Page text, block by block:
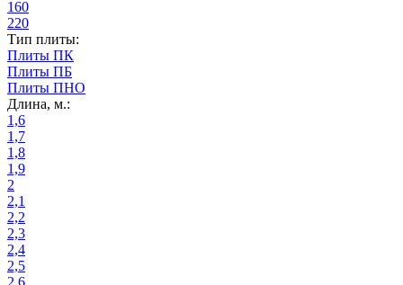
160
220
Тип плиты:
Плиты ПК
Плиты ПБ
Плиты ПНО
Длина, м.:
1,6
1,7
1,8
1,9
2
2,1
2,2
2,3
2,4
2,5
2,6